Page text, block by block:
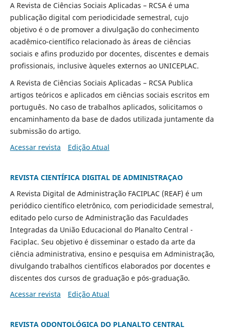
A Revista de Ciências Sociais Aplicadas – RCSA é uma
publicação digital com periodicidade semestral, cujo
objetivo é o de promover a divulgação do conhecimento
acadêmico-científico relacionado às áreas de ciências
sociais e afins produzido por docentes, discentes e demais
profissionais, inclusive àqueles externos ao UNICEPLAC.
A Revista de Ciências Sociais Aplicadas – RCSA Publica
artigos teóricos e aplicados em ciências sociais escritos em
português. No caso de trabalhos aplicados, solicitamos o
encaminhamento da base de dados utilizada juntamente da
submissão do artigo.
Acessar revista
Edição Atual
REVISTA CIENTÍFICA DIGITAL DE ADMINISTRAÇAO
A Revista Digital de Administração FACIPLAC (REAF) é um
periódico científico eletrônico, com periodicidade semestral,
editado pelo curso de Administração das Faculdades
Integradas da União Educacional do Planalto Central -
Faciplac. Seu objetivo é disseminar o estado da arte da
ciência administrativa, ensino e pesquisa em Administração,
divulgando trabalhos científicos elaborados por docentes e
discentes dos cursos de graduação e pós-graduação.
Acessar revista
Edição Atual
REVISTA ODONTOLÓGICA DO PLANALTO CENTRAL